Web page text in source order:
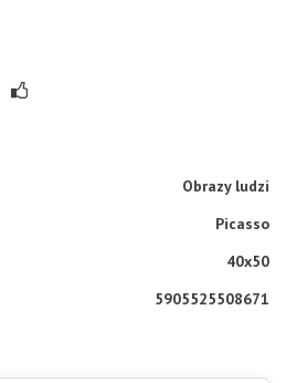
Obrazy ludzi
Picasso
40x50
5905525508671